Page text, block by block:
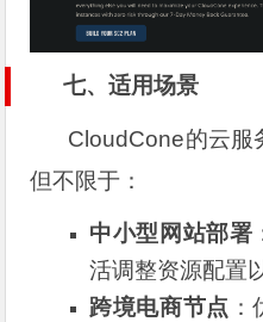
七、适用场景
CloudCone的云服
但不限于：
中小型网站部署
活调整资源配置
跨境电商节点